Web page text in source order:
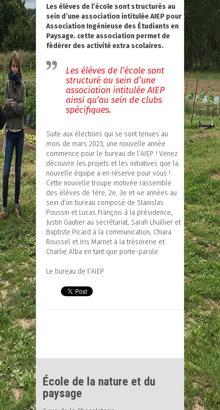
Les élèves de l’école sont structurés au
sein d’une association intitulée AIEP pour
Association Ingénieuse des Étudiants en
Paysage. cette association permet de
fédérer des activité extra scolaires.
Les élèves de l’école sont
structuré au sein d’une
association intitulée AIEP
ainsi qu’au sein de clubs
spécifiques.
Suite aux élections qui se sont tenues au
mois de mars 2023, une nouvelle année
commence pour le bureau de l’AIEP ! Venez
découvrir les projets et les initiatives que la
nouvelle équipe a en réserve pour vous !
Cette nouvelle troupe motivée rassemble
des élèves de 1ère, 2e, 3e et 4e années au
sein d’un bureau composé de Stanislas
Poussin et Lucas François à la présidence,
Justin Gautier au secrétariat, Sarah Lhuillier et
Baptiste Picard à la communication, Chiara
Roussel et Iris Marnet à la trésorerie et
Charlie Alba en tant que porte-parole.
Le bureau de l’AIEP
École de la nature et du
paysage